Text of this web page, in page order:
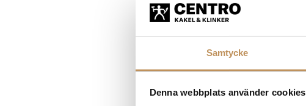
Samtycke
Denna webbplats använder cookies